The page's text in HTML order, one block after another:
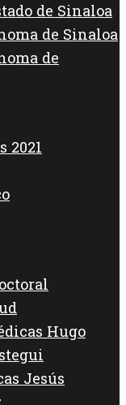
de Sinaloa
de Sinaloa
de
2021
Hugo
Jesús